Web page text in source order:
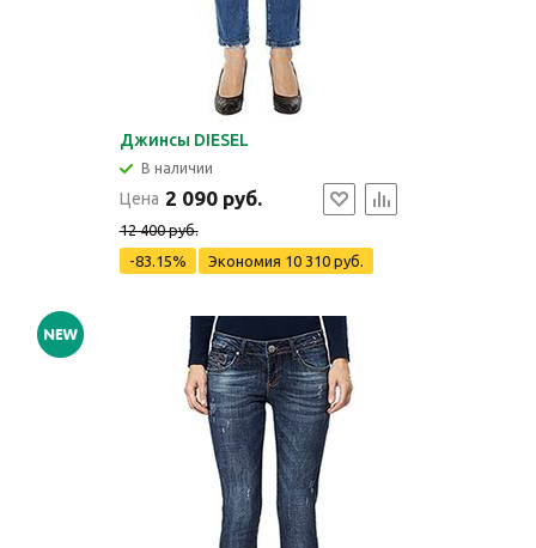
Джинсы DIESEL
В наличии
Цена 2 090 руб.
12 400 руб.
-83.15%
Экономия 10 310 руб.